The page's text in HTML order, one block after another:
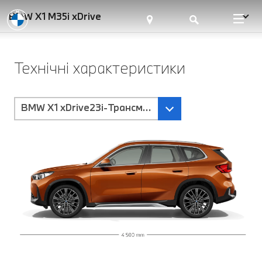
BMW X1 M35i xDrive
Технічні характеристики
BMW X1 xDrive23i-Трансмісія Steptronic з